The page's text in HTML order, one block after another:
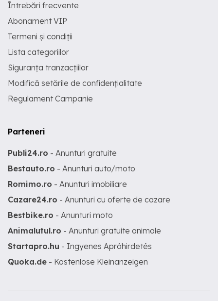
Întrebări frecvente
Abonament VIP
Termeni și condiții
Lista categoriilor
Siguranța tranzacțiilor
Modifică setările de confidențialitate
Regulament Campanie
Parteneri
Publi24.ro - Anunturi gratuite
Bestauto.ro - Anunturi auto/moto
Romimo.ro - Anunturi imobiliare
Cazare24.ro - Anunturi cu oferte de cazare
Bestbike.ro - Anunturi moto
Animalutul.ro - Anunturi gratuite animale
Startapro.hu - Ingyenes Apróhirdetés
Quoka.de - Kostenlose Kleinanzeigen